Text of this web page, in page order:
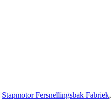
Stapmotor Fersnellingsbak Fabriek,